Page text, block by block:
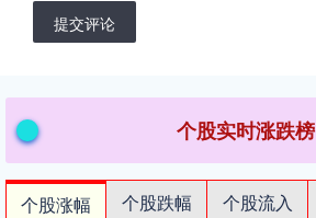
提交评论
个股实时涨跌榜
个股涨幅 个股跌幅 个股流入